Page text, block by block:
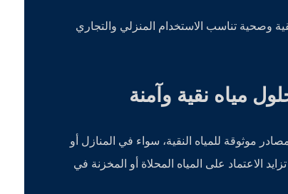
وصحية تناسب الاستخدام المنزلي والتجاري
مياه نقية وآمنة
موثوقة للمياه النقية، سواء في المنازل أو
الاعتماد على المياه المحلاة أو المخزنة في